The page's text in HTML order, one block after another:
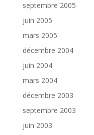
septembre 2005
juin 2005
mars 2005
décembre 2004
juin 2004
mars 2004
décembre 2003
septembre 2003
juin 2003